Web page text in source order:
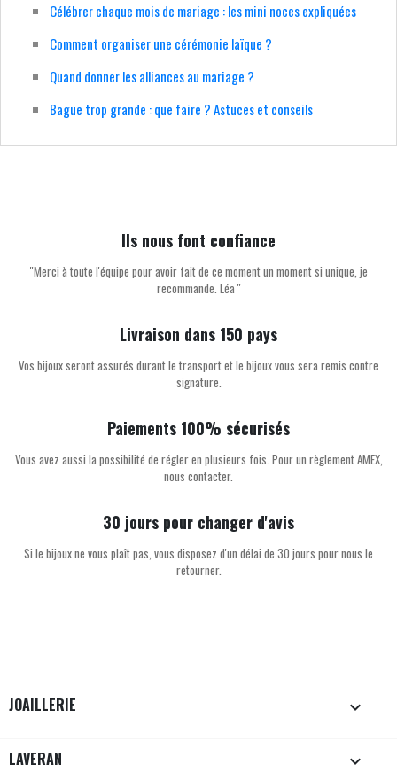
Célébrer chaque mois de mariage : les mini noces expliquées
Comment organiser une cérémonie laïque ?
Quand donner les alliances au mariage ?
Bague trop grande : que faire ? Astuces et conseils
Ils nous font confiance
''Merci à toute l'équipe pour avoir fait de ce moment un moment si unique, je
recommande. Léa ''
Livraison dans 150 pays
Vos bijoux seront assurés durant le transport et le bijoux vous sera remis contre
signature.
Paiements 100% sécurisés
Vous avez aussi la possibilité de régler en plusieurs fois. Pour un règlement AMEX,
nous contacter.
30 jours pour changer d'avis
Si le bijoux ne vous plaît pas, vous disposez d'un délai de 30 jours pour nous le
retourner.
JOAILLERIE 
LAVERAN 